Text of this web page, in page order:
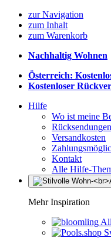
zur Navigation
zum Inhalt
zum Warenkorb
Nachhaltig Wohnen
Österreich:
Kostenloser
Hilfe
Wo ist meine
Rücksendungen
Versandkosten
Kontakt
Alle Hilfe-
Mehr Inspiration